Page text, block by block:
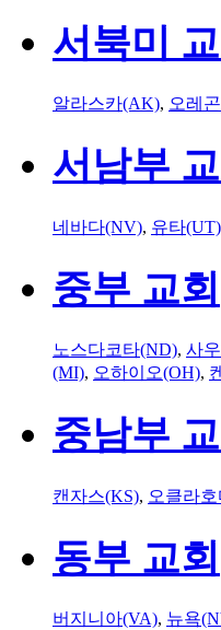
서북미
알라스카(AK), 오레곤
서남부
네바다(NV), 유타(UT)
중부 교회
노스다코타(ND), 사
(MI), 오하이오(OH),
중남부
캔자스(KS), 오클라
동부 교회
버지니아(VA), 뉴욕